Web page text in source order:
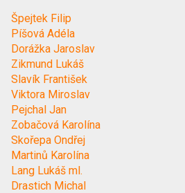
Špejtek Filip
Píšová Adéla
Dorážka Jaroslav
Zikmund Lukáš
Slavík František
Viktora Miroslav
Pejchal Jan
Zobačová Karolína
Skořepa Ondřej
Martinů Karolína
Lang Lukáš ml.
Drastich Michal